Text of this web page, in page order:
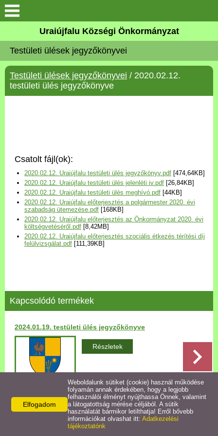
Köszöntő
Elérhetőségek
Uraiújfalu
Választási információk
Versenyképes Járások
Program
Települési Arculati
Kézikönyv
Bezerédj Amália Óvoda
Egyéb intézmények
Egyéb szolgáltatások
Egészségügyi ellátás
Uraiújfalu Sportegyesület
Uraiújfalu Községi Önkormányzat
Testületi ülések jegyzőkönyvei
Testületi ülések jegyzőkönyvei / 2020.02.12.
testületi ülés jegyzőkönyve
Csatolt fájl(ok):
2020.02.12. Uraiújfalu testületi ülés jegyzőkönyv.pdf [474,64KB]
2020.02.12. Uraiújfalu testületi ülés jelenléti iv.pdf [26,84KB]
2020.02.12. Uraiújfalu testületi ülés meghívó.pdf [44KB]
2020.02.12. Uraiújfalu előterjesztés a polgármester 2020. évi
szabadság ütemezése.pdf [168KB]
2020.02.12. Uraiújfalu előterjesztés az Önkormányzat 2020. évi
költségvetéséről.pdf [8,42MB]
2020.02.12. Uraiújfalu előterjesztés szociális étkezés térítési díj
felülvizsgálat.pdf [111,39KB]
Kapcsolódó termékek
2024.01.19. testületi ülés jegyzőkönyve
Részletek
Vissza az előző oldalra!
Elfogadom
Weboldalunk sütiket (cookie) használ működése
folyamán annak érdekében, hogy a legjobb
felhasználói élményt nyújthassa Önnek, valamint
a látogatottság mérése céljából. A sütik
használatát bármikor letilthatja! Erről bővebb
információkat olvashat itt: Adatkezelési
tájékoztatónk